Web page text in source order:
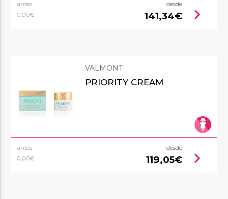
antes
0,00€
desde
141,34€ chevron_right
VALMONT
PRIORITY CREAM
antes
0,00€
desde
119,05€ chevron_right